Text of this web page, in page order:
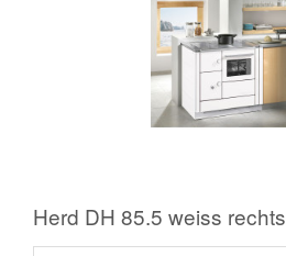
Herd DH 85.5 weiss rechts